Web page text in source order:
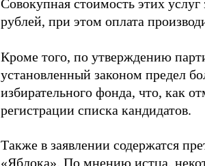
Совокупная стоимость этих
рублей, при этом оплата
Кроме того, по утверждению
установленный законом предел
избирательного фонда, что, как
регистрации списка кандидатов.
Также в заявлении содержатся
«Яблока». По мнению истца,